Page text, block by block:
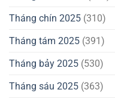
Tháng chín 2025 (310)
Tháng tám 2025 (391)
Tháng bảy 2025 (530)
Tháng sáu 2025 (363)